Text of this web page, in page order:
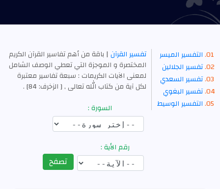
التفسير الميسر
تفسير الجلالين
تفسير السعدي
تفسير البغوي
التفسير الوسيط
تفسير القرآن | باقة من أهم تفاسير القرآن الكريم
المختصرة و الموجزة التي تعطي الوصف الشامل
لمعنى الآيات الكريمات : سبعة تفاسير معتبرة
لكل آية من كتاب الله تعالى , [ الزخرف: 84] .
السورة :
رقم الأية :
تصفح